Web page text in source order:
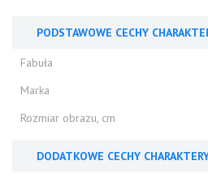
PODSTAWOWE CECHY
Fabuła
Marka
Rozmiar obrazu, cm
DODATKOWE CECHY